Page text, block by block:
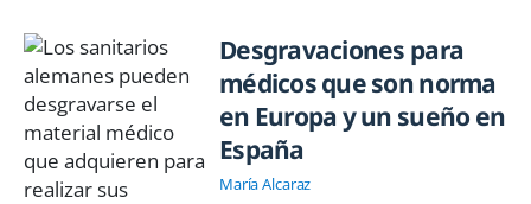
Desgravaciones para
médicos que son norma
en Europa y un sueño en
España
María Alcaraz